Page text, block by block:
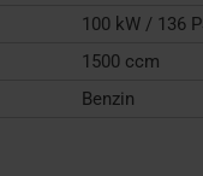
100 kW / 136
1500 ccm
Benzin